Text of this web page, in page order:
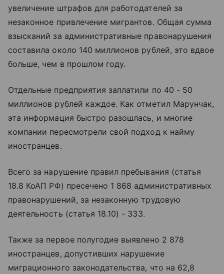
увеличение штрафов для работодателей за
незаконное привлечение мигрантов. Общая сумма
взысканий за административные правонарушения
составила около 140 миллионов рублей, это вдвое
больше, чем в прошлом году.
Отдельные предприятия заплатили по 40 - 50
миллионов рублей каждое. Как отметил Марунчак,
эта информация быстро разошлась, и многие
компании пересмотрели свой подход к найму
иностранцев.
Всего за нарушение правил пребывания (статья
18.8 КоАП РФ) пресечено 1 868 административных
правонарушений, за незаконную трудовую
деятельность (статья 18.10) - 333.
Также за первое полугодие выявлено 2 878
иностранцев, допустивших нарушение
миграционного законодательства, что на 62,8